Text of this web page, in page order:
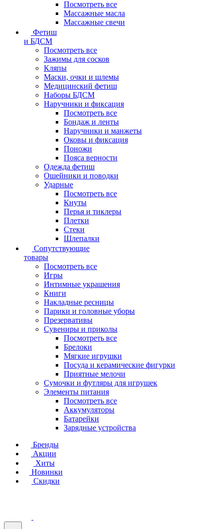
Посмотреть все
Массажные масла
Массажные свечи
Фетиш
и БДСМ
Посмотреть все
Зажимы для сосков
Кляпы
Маски, очки и шлемы
Медицинский фетиш
Наборы БДСМ
Наручники и фиксация
Посмотреть все
Бондаж и ленты
Наручники и манжеты
Оковы и фиксация
Поножи
Пояса верности
Одежда фетиш
Ошейники и поводки
Ударные
Посмотреть все
Кнуты
Перья и тиклеры
Плетки
Стеки
Шлепалки
Сопутствующие
товары
Посмотреть все
Игры
Интимные украшения
Книги
Накладные ресницы
Парики и головные уборы
Презервативы
Сувениры и приколы
Посмотреть все
Брелоки
Мягкие игрушки
Посуда и керамические фигурки
Приятные мелочи
Сумочки и футляры для игрушек
Элементы питания
Посмотреть все
Аккумуляторы
Батарейки
Зарядные устройства
Бренды
Акции
Хиты
Новинки
Скидки